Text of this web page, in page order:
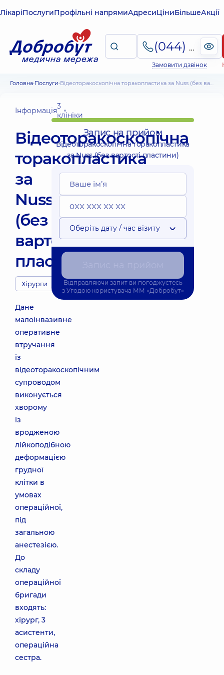
ЛікаріПослугиПрофільні напрямиАдресиЦіниБільшеАкції
(044) 495-2-888
Замовити дзвінок
Головна Послуги Відеоторакоскопічна торакопластика за Nuss (без вартості пластини)
Інформація3
клініки
Відеоторакоскопічна
торакопластика
за
Nuss
(без
вартості
пластини)
Хірурги
Дане
малоінвазивне
оперативне
втручання
із
відеоторакоскопічним
супроводом
виконується
хворому
із
вродженою
лійкоподібною
деформацією
грудної
клітки в
умовах
операційної,
під
загальною
анестезією.
До
складу
операційної
бригади
входять:
хірург, 3
асистенти,
операційна
сестра.
Запис на прийом
Відеоторакоскопічна торакопластика
за Nuss (без вартості пластини)
Оберіть дату / час візиту
Відправляючи запит ви погоджуєтесь
з Угодою користувача ММ «Добробут»